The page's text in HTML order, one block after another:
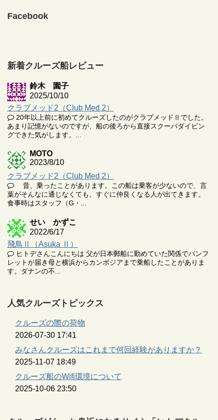
Facebook
新着クルーズ船レビュー
鈴木 園子
2025/10/10
クラブメッド2（Club Med 2）
20年以上前に初めてクルーズしたのがクラブメッドⅡでした。
あまり記憶がないのですが、船の後ろから直接スクーバダイビン
グできた気がします。...
MOTO
2023/8/10
クラブメッド2（Club Med 2）
昔、乗ったことがあります。この船は乗客が少ないので、言
葉がそんなに通じなくても、すぐに仲良くなる人が出てきます。
食事時はスタッフ（G・...
せい かずこ
2022/6/17
飛鳥Ⅱ（Asuka Ⅱ）
ヒトデさんこんにちは 父が日本郵船に勤めていた関係でパンフ
レットが届き母と横浜からカンボジアまで乗船したことがありま
す。ダナンの不...
人気クルーズトピックス
クルーズの際の荷物
2026-07-30 17:41
みなさんクルーズはこれまで何回経験がありますか？
2025-11-07 18:49
クルーズ船のWifi環境について
2025-10-06 23:50